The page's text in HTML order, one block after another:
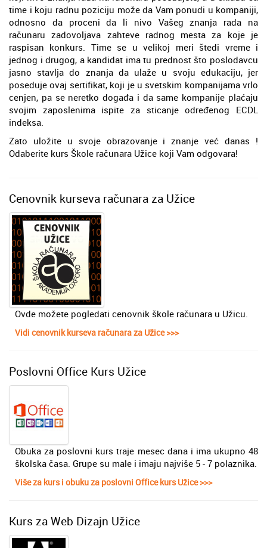
time i koju radnu poziciju može da Vam ponudi u kompaniji,
odnosno da proceni da li nivo Vašeg znanja rada na
računaru zadovoljava zahteve radnog mesta za koje je
raspisan konkurs. Time se u velikoj meri štedi vreme i
jednog i drugog, a kandidat ima tu prednost što poslodavcu
jasno stavlja do znanja da ulaže u svoju edukaciju, jer
poseduje ovaj sertifikat, koji je u svetskim kompanijama vrlo
cenjen, pa se neretko događa i da same kompanije plaćaju
svojim zaposlenima ispite za sticanje određenog ECDL
indeksa.
Zato uložite u svoje obrazovanje i znanje već danas !
Odaberite kurs Škole računara Užice koji Vam odgovara!
Cenovnik kurseva računara za Užice
Ovde možete pogledati cenovnik škole računara u Užicu.
Vidi cenovnik kurseva računara za Užice >>>
Poslovni Office Kurs Užice
Obuka za poslovni kurs trаje mesec dana i ima ukupno 48
školska čаsa. Grupe su male i imaju najviše 5 - 7 polaznika.
Više za kurs i obuku za poslovni Office kurs Užice >>>
Kurs za Web Dizajn Užice